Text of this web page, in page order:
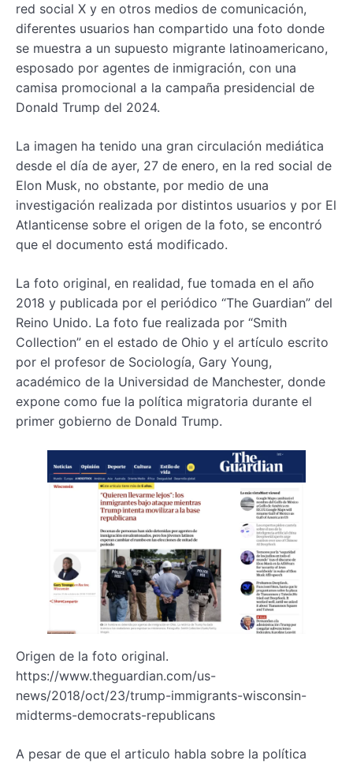
red social X y en otros medios de comunicación,
diferentes usuarios han compartido una foto donde
se muestra a un supuesto migrante latinoamericano,
esposado por agentes de inmigración, con una
camisa promocional a la campaña presidencial de
Donald Trump del 2024.
La imagen ha tenido una gran circulación mediática
desde el día de ayer, 27 de enero, en la red social de
Elon Musk, no obstante, por medio de una
investigación realizada por distintos usuarios y por El
Atlanticense sobre el origen de la foto, se encontró
que el documento está modificado.
La foto original, en realidad, fue tomada en el año
2018 y publicada por el periódico “The Guardian” del
Reino Unido. La foto fue realizada por “Smith
Collection” en el estado de Ohio y el artículo escrito
por el profesor de Sociología, Gary Young,
académico de la Universidad de Manchester, donde
expone como fue la política migratoria durante el
primer gobierno de Donald Trump.
Origen de la foto original.
https://www.theguardian.com/us-
news/2018/oct/23/trump-immigrants-wisconsin-
midterms-democrats-republicans
A pesar de que el articulo habla sobre la política